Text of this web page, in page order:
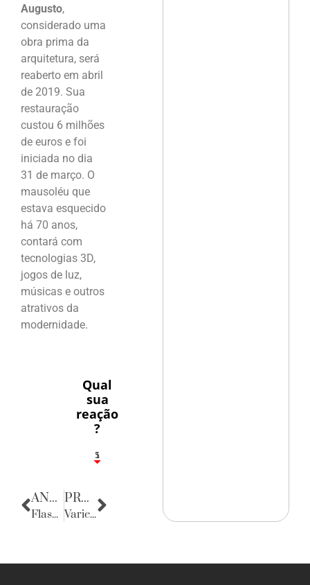
Augusto,
considerado uma
obra prima da
arquitetura, será
reaberto em abril
de 2019. Sua
restauração
custou 6 milhões
de euros e foi
iniciada no dia
31 de março. O
mausoléu que
estava esquecido
há 70 anos,
contará com
tecnologias 3D,
jogos de luz,
músicas e outros
atrativos da
modernidade.
Qual
sua
reação
?
1
5
ANTERIOR
Flashes
PRÓXIMA
Variedades